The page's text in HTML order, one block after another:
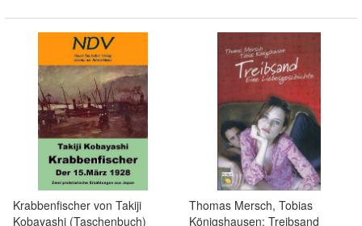
Krabbenfischer von Takiji
Kobayashi (Taschenbuch)
Thomas Mersch, Tobias
Königshausen: Treibsand